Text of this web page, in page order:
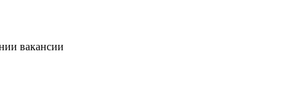
вакансии